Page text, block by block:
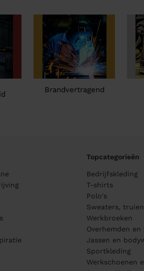
Brandvertragend
Topcategorieën
Bedrijfskleding
T-shirts
Polo's
Sweaters,
Werkbroeken
Overhemden en
Jassen en
Sportkleding
Werkschoenen